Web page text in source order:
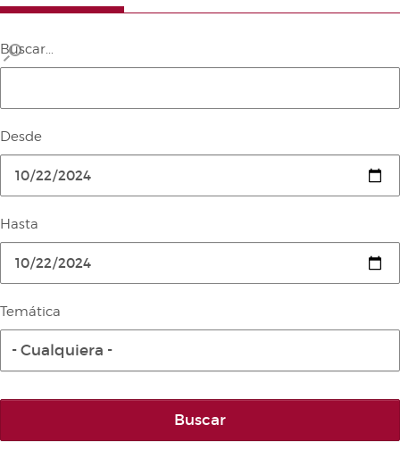
Buscar...
Desde
Hasta
Temática
- Cualquiera -
Buscar